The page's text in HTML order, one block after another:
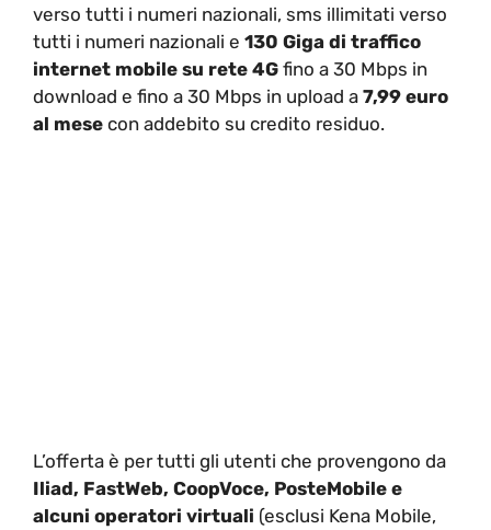
verso tutti i numeri nazionali, sms illimitati verso
tutti i numeri nazionali e 130 Giga di traffico
internet mobile su rete 4G fino a 30 Mbps in
download e fino a 30 Mbps in upload a 7,99 euro
al mese con addebito su credito residuo.
L’offerta è per tutti gli utenti che provengono da
Iliad, FastWeb, CoopVoce, PosteMobile e
alcuni operatori virtuali (esclusi Kena Mobile,